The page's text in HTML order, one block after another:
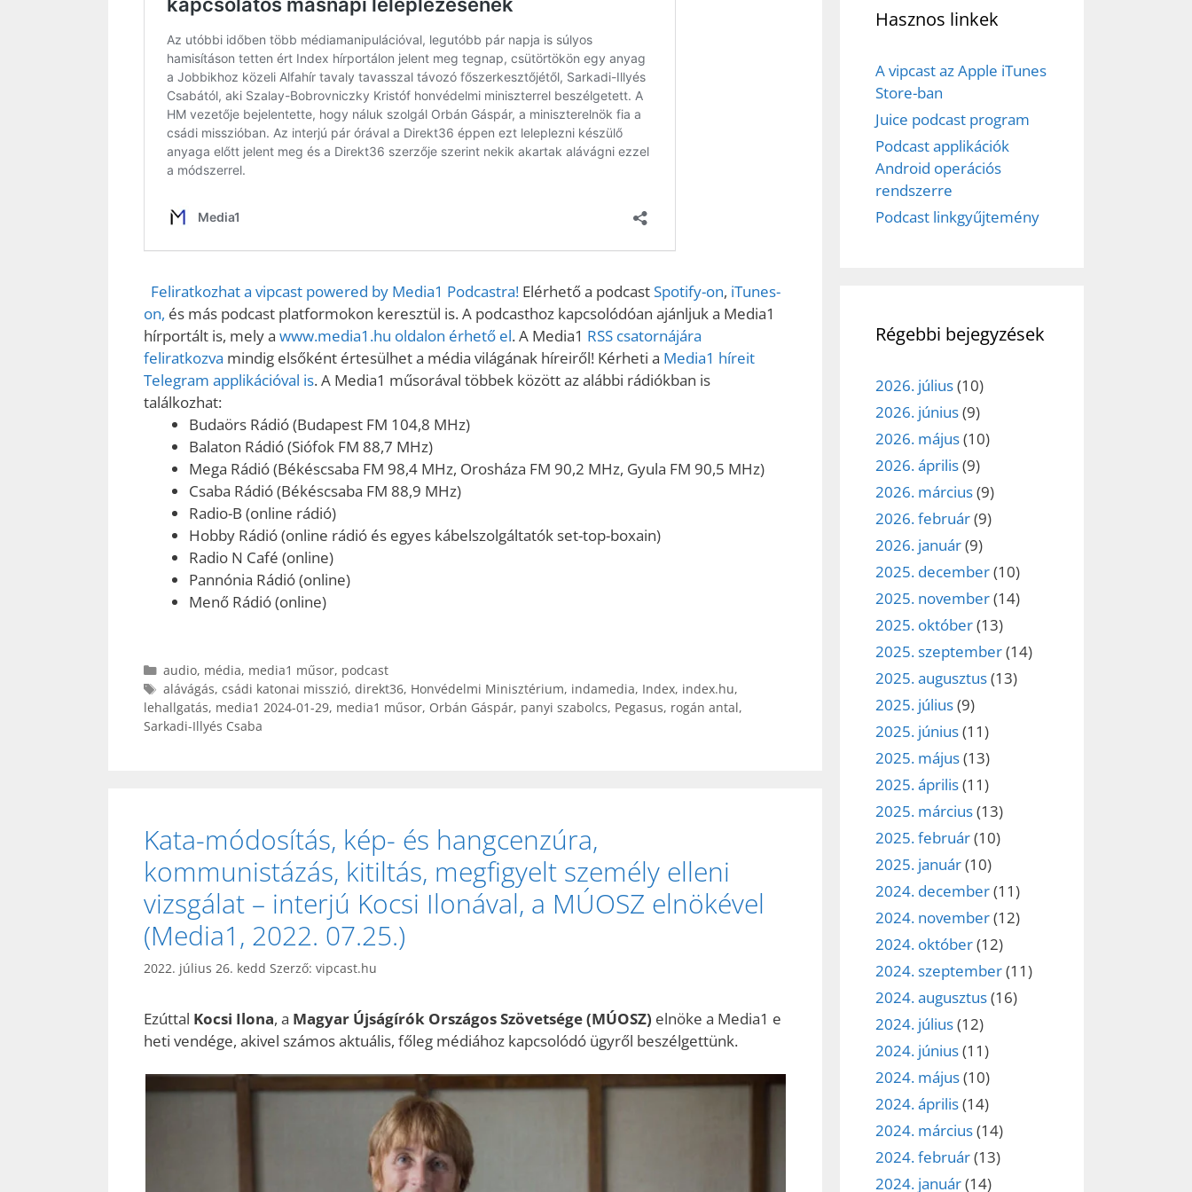
Feliratkozhat a vipcast powered by Media1 Podcastra! Elérhető a podcastSpotify-on, iTunes-
on, és más podcast platformokon keresztül is. A podcasthoz kapcsolódóan ajánljuk a Media1
hírportált is, mely a www.media1.hu oldalon érhető el. A Media1 RSS csatornájára
feliratkozva mindig elsőként értesülhet a média világának híreiről! Kérheti a Media1 híreit
Telegram applikációval is. A Media1 műsorával többek között az alábbi rádiókban is
találkozhat:
Budaörs Rádió (Budapest FM 104,8 MHz)
Balaton Rádió (Siófok FM 88,7 MHz)
Mega Rádió (Békéscsaba FM 98,4 MHz, Orosháza FM 90,2 MHz, Gyula FM 90,5 MHz)
Csaba Rádió (Békéscsaba FM 88,9 MHz)
Radio-B (online rádió)
Hobby Rádió (online rádió és egyes kábelszolgáltatók set-top-boxain)
Radio N Café (online)
Pannónia Rádió (online)
Menő Rádió (online)
Kategória
audio, média, media1 műsor, podcast
Címkék
alávágás, csádi katonai misszió, direkt36, Honvédelmi Minisztérium, indamedia, Index, index.hu,
lehallgatás, media1 2024-01-29, media1 műsor, Orbán Gáspár, panyi szabolcs, Pegasus, rogán antal,
Sarkadi-Illyés Csaba
Kata-módosítás, kép- és hangcenzúra,
kommunistázás, kitiltás, megfigyelt személy elleni
vizsgálat – interjú Kocsi Ilonával, a MÚOSZ elnökével
(Media1, 2022. 07.25.)
2022. július 26. kedd Szerző: vipcast.hu
Ezúttal Kocsi Ilona, a Magyar Újságírók Országos Szövetsége (MÚOSZ) elnöke a Media1 e
heti vendége, akivel számos aktuális, főleg médiához kapcsolódó ügyről beszélgettünk.
Hasznos linkek
A vipcast az Apple iTunes
Store-ban
Juice podcast program
Podcast applikációk
Android operációs
rendszerre
Podcast linkgyűjtemény
Régebbi bejegyzések
2026. július(10)
2026. június(9)
2026. május(10)
2026. április(9)
2026. március(9)
2026. február(9)
2026. január(9)
2025. december(10)
2025. november(14)
2025. október(13)
2025. szeptember(14)
2025. augusztus(13)
2025. július(9)
2025. június(11)
2025. május(13)
2025. április(11)
2025. március(13)
2025. február(10)
2025. január(10)
2024. december(11)
2024. november(12)
2024. október(12)
2024. szeptember(11)
2024. augusztus(16)
2024. július(12)
2024. június(11)
2024. május(10)
2024. április(14)
2024. március(14)
2024. február(13)
2024. január(14)